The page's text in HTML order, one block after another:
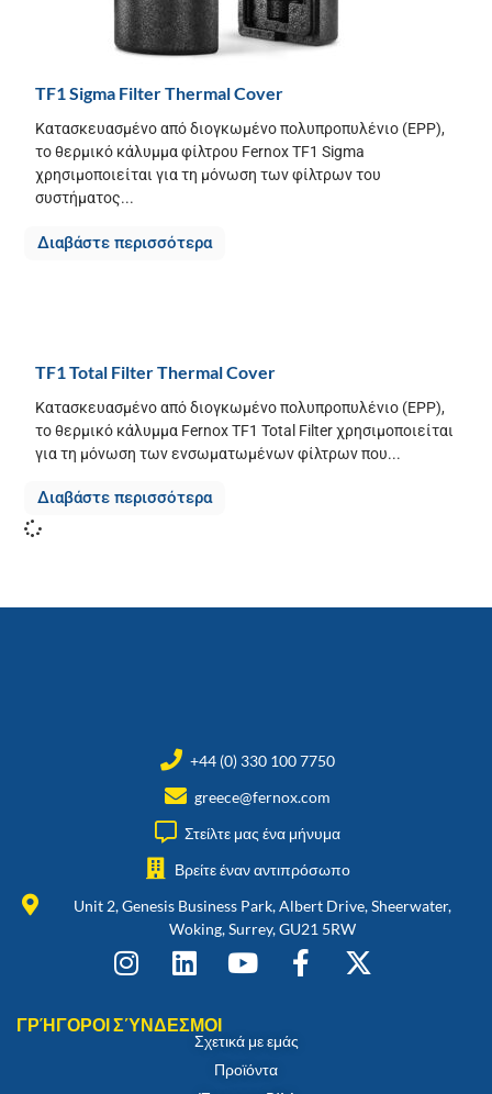
TF1 Sigma Filter Thermal Cover
Κατασκευασμένο από διογκωμένο πολυπροπυλένιο (EPP),
το θερμικό κάλυμμα φίλτρου Fernox TF1 Sigma
χρησιμοποιείται για τη μόνωση των φίλτρων του
συστήματος...
Διαβάστε περισσότερα
TF1 Total Filter Thermal Cover
Κατασκευασμένο από διογκωμένο πολυπροπυλένιο (EPP),
το θερμικό κάλυμμα Fernox TF1 Total Filter χρησιμοποιείται
για τη μόνωση των ενσωματωμένων φίλτρων που...
Διαβάστε περισσότερα
+44 (0) 330 100 7750
greece@fernox.com
Στείλτε μας ένα μήνυμα
Βρείτε έναν αντιπρόσωπο
Unit 2, Genesis Business Park, Albert Drive, Sheerwater,
Woking, Surrey, GU21 5RW
ΓΡΉΓΟΡΟΙ ΣΎΝΔΕΣΜΟΙ
Σχετικά με εμάς
Προϊόντα